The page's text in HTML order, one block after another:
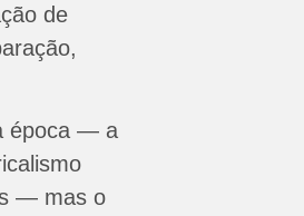
de
época — a
— mas o